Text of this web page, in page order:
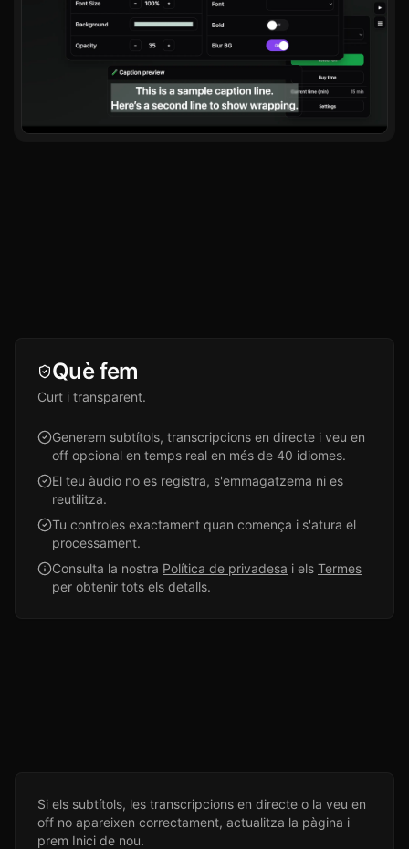
Què fem
Curt i transparent.
Generem subtítols, transcripcions en directe i veu en
off opcional en temps real en més de 40 idiomes.
El teu àudio no es registra, s'emmagatzema ni es
reutilitza.
Tu controles exactament quan comença i s'atura el
processament.
Consulta la nostra Política de privadesa i els Termes
per obtenir tots els detalls.
Si els subtítols, les transcripcions en directe o la veu en
off no apareixen correctament, actualitza la pàgina i
prem Inici de nou.